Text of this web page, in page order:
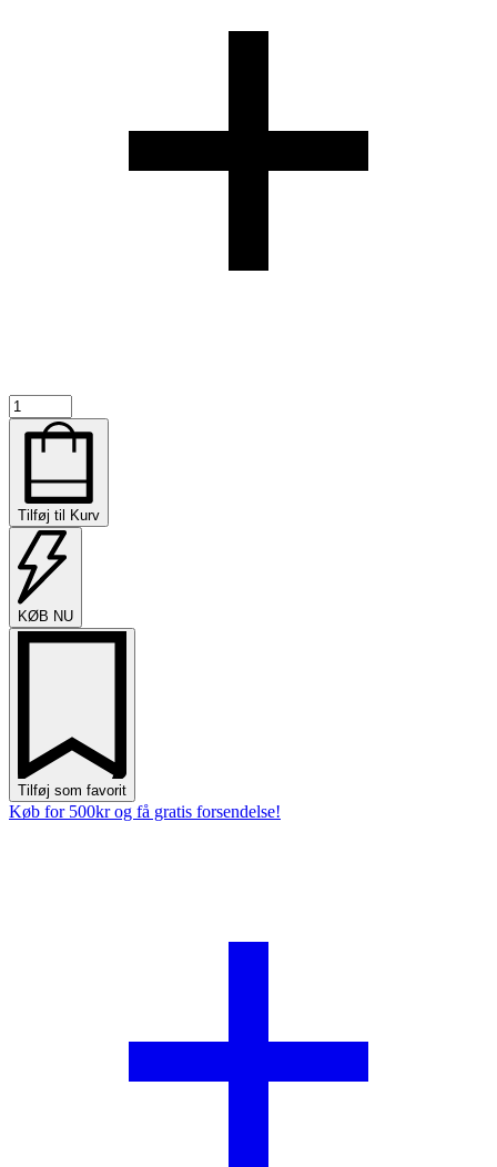
Jump
Around
PRO
Guld
baseplate
32mm
antal
Tilføj til Kurv
KØB NU
Tilføj som favorit
Køb for 500kr og få gratis forsendelse!